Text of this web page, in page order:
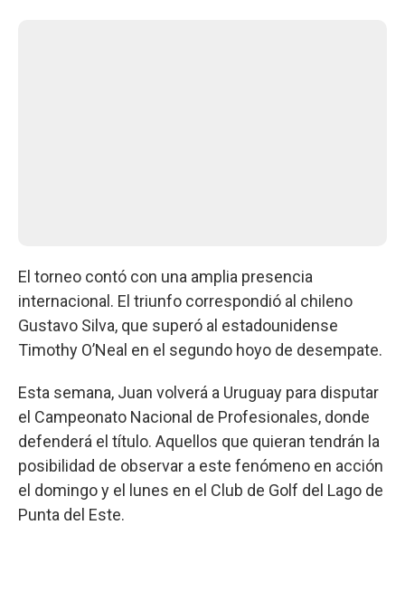
El torneo contó con una amplia presencia
internacional. El triunfo correspondió al chileno
Gustavo Silva, que superó al estadounidense
Timothy O’Neal en el segundo hoyo de desempate.
Esta semana, Juan volverá a Uruguay para disputar
el Campeonato Nacional de Profesionales, donde
defenderá el título. Aquellos que quieran tendrán la
posibilidad de observar a este fenómeno en acción
el domingo y el lunes en el Club de Golf del Lago de
Punta del Este.